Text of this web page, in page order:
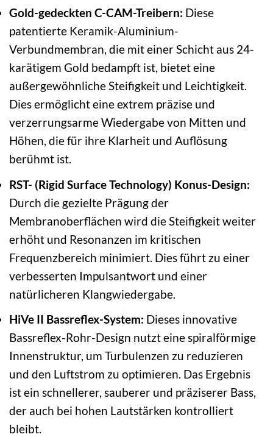
Gold-gedeckten C-CAM-Treibern: Diese
patentierte Keramik-Aluminium-
Verbundmembran, die mit einer Schicht aus 24-
karätigem Gold bedampft ist, bietet eine
außergewöhnliche Steifigkeit und Leichtigkeit.
Dies ermöglicht eine extrem präzise und
verzerrungsarme Wiedergabe von Mitten und
Höhen, die für ihre Klarheit und Auflösung
berühmt ist.
RST- (Rigid Surface Technology) Konus-Design:
Durch die gezielte Prägung der
Membranoberflächen wird die Steifigkeit weiter
erhöht und Resonanzen im kritischen
Frequenzbereich minimiert. Dies führt zu einer
verbesserten Impulsantwort und einer
natürlicheren Klangwiedergabe.
HiVe II Bassreflex-System: Dieses innovative
Bassreflex-Rohr-Design nutzt eine spiralförmige
Innenstruktur, um Turbulenzen zu reduzieren
und den Luftstrom zu optimieren. Das Ergebnis
ist ein schnellerer, sauberer und präziserer Bass,
der auch bei hohen Lautstärken kontrolliert
bleibt.